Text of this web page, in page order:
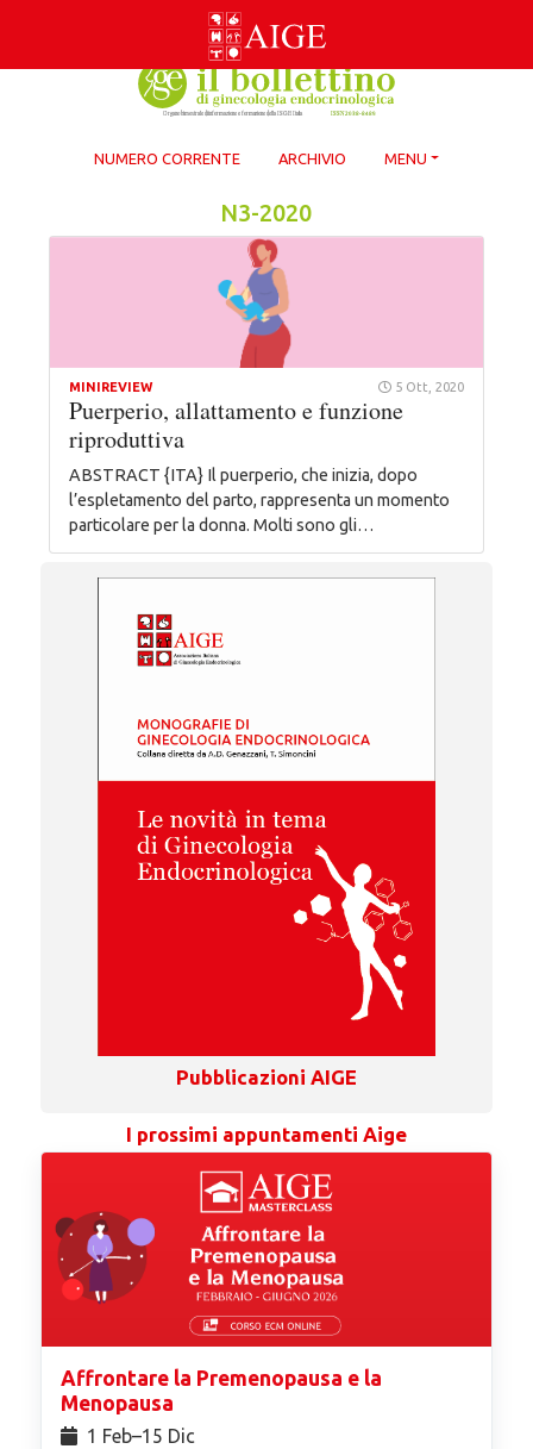
NUMERO CORRENTE ARCHIVIO MENU
N3-2020
MINIREVIEW 5 Ott, 2020
Puerperio, allattamento e funzione
riproduttiva
ABSTRACT {ITA} Il puerperio, che inizia, dopo
l’espletamento del parto, rappresenta un momento
particolare per la donna. Molti sono gli…
Pubblicazioni AIGE
I prossimi appuntamenti Aige
Affrontare la Premenopausa e la
Menopausa
1 Feb⁠–15 Dic